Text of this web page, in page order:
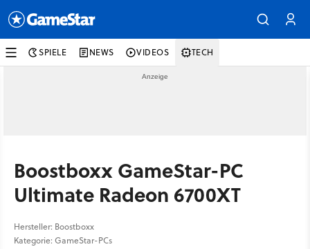
SPIELE NEWS VIDEOS TECH
Boostboxx GameStar-PC
Ultimate Radeon 6700XT
Hersteller: Boostboxx
Kategorie: GameStar-PCs